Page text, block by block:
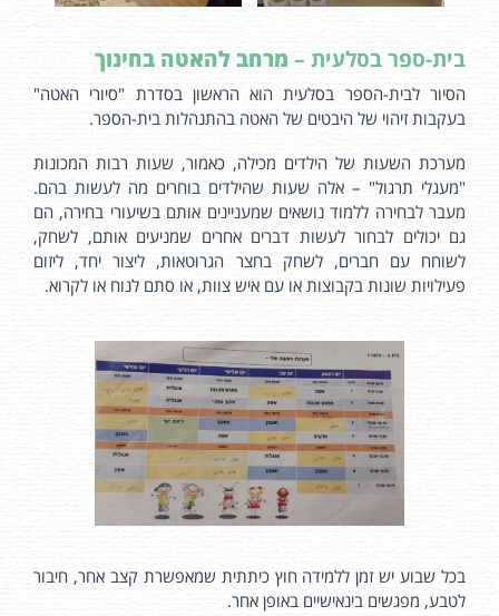
בית-ספר בסלעית – מרחב להאטה בחינוך
הסיור לבית-הספר בסלעית הוא הראשון בסדרת "סיורי האטה"
בעקבות זיהוי של היבטים של האטה בהתנהלות בית-הספר.
מערכת השעות של הילדים מכילה, כאמור, שעות רבות המכונות
"מעגלי תרגול" – אלה שעות שהילדים בוחרים מה לעשות בהם.
מעבר לבחירה ללמוד נושאים שמעניינים אותם בשיעורי בחירה, הם
גם יכולים לבחור לעשות דברים אחרים שמניעים אותם, לשחק,
לשוחח עם חברים, לשחק בחצר הגרוטאות, ליצור יחד, ליזום
פעילויות שונות בקבוצות או עם איש צוות, או סתם לנוח או לקרוא.
בכל שבוע יש זמן ללמידה חוץ כיתתית שמאפשרת קצב אחר, חיבור
לטבע, מפגשים בינאישיים באופן אחר.